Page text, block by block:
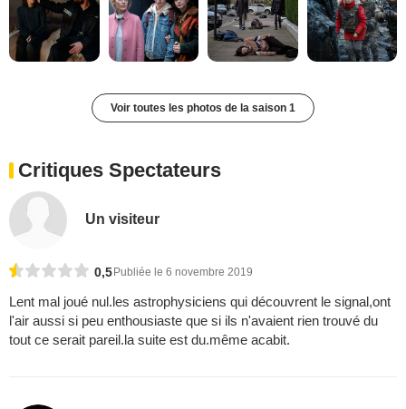
Voir toutes les photos de la saison 1
Critiques Spectateurs
Un visiteur
0,5 Publiée le 6 novembre 2019
Lent mal joué nul.les astrophysiciens qui découvrent le signal,ont
l'air aussi si peu enthousiaste que si ils n'avaient rien trouvé du
tout ce serait pareil.la suite est du.même acabit.